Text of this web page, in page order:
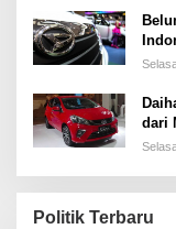
dari
Politik Terbaru